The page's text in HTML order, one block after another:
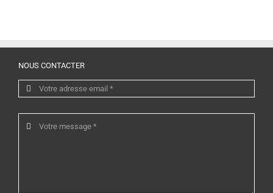
NOUS CONTACTER